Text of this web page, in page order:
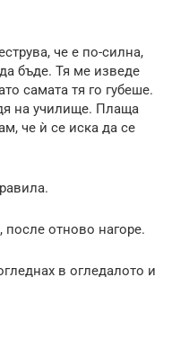
че е по-силна,
бъде. Тя ме изведе
самата тя го губеше.
на училище. Плаща
че ѝ се иска да се
после отново нагоре.
в огледалото и